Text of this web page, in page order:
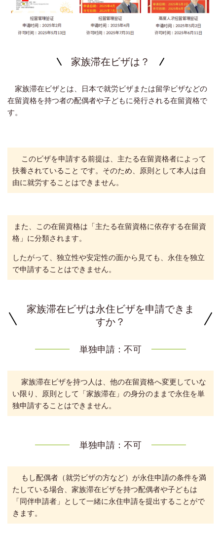
家族滞在ビザは？
家族滞在ビザとは、日本で就労ビザまたは留学ビザなどの
在留資格を持つ者の配偶者や子どもに発行される在留資格で
す。
このビザを申請する前提は、主たる在留資格者によって
扶養されていること です。そのため、原則として本人は自
由に就労することはできません。
また、この在留資格は「主たる在留資格に依存する在留資
格」に分類されます。
したがって、独立性や安定性の面から見ても、永住を独立
で申請することはできません。
家族滞在ビザは永住ビザを申請できま
すか？
単独申請：不可
家族滞在ビザを持つ人は、他の在留資格へ変更していな
い限り、原則として「家族滞在」の身分のままで永住を単
独申請することはできません。
単独申請：不可
もし配偶者（就労ビザの方など）が永住申請の条件を満
たしている場合、家族滞在ビザを持つ配偶者や子どもは
「同伴申請者」として一緒に永住申請を提出することがで
きます。